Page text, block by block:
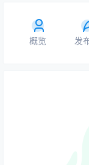
概览 发